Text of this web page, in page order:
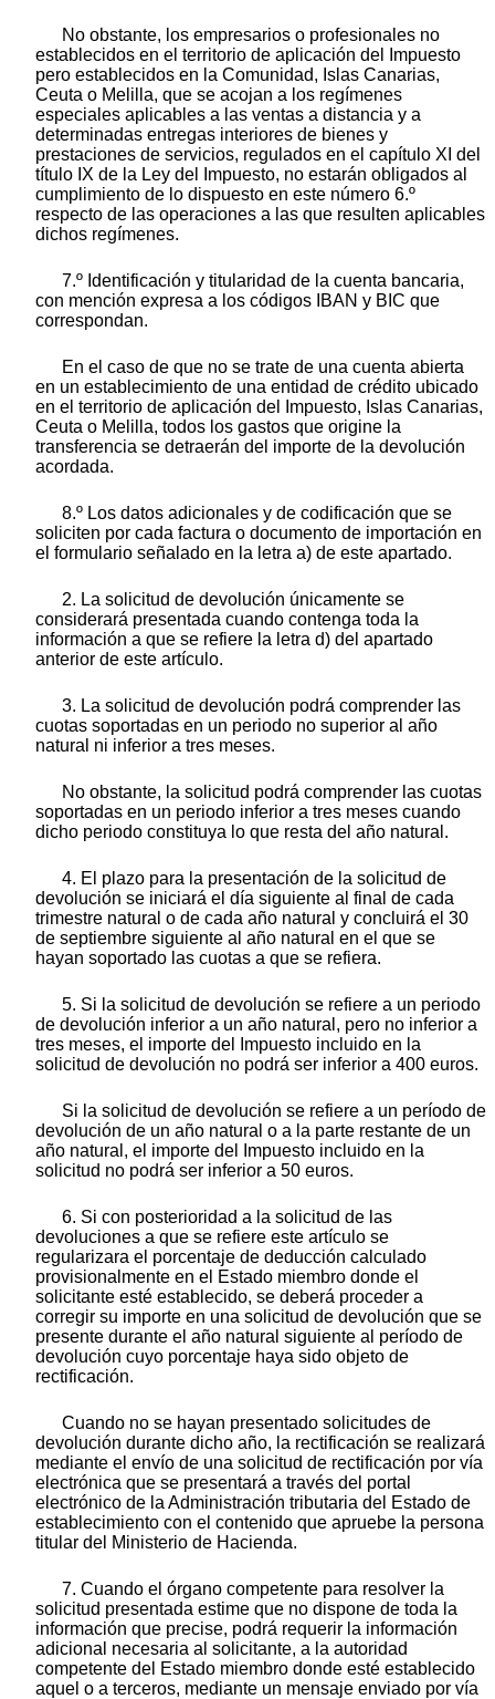
No obstante, los empresarios o profesionales no
establecidos en el territorio de aplicación del Impuesto
pero establecidos en la Comunidad, Islas Canarias,
Ceuta o Melilla, que se acojan a los regímenes
especiales aplicables a las ventas a distancia y a
determinadas entregas interiores de bienes y
prestaciones de servicios, regulados en el capítulo XI del
título IX de la Ley del Impuesto, no estarán obligados al
cumplimiento de lo dispuesto en este número 6.º
respecto de las operaciones a las que resulten aplicables
dichos regímenes.
7.º Identificación y titularidad de la cuenta bancaria,
con mención expresa a los códigos IBAN y BIC que
correspondan.
En el caso de que no se trate de una cuenta abierta
en un establecimiento de una entidad de crédito ubicado
en el territorio de aplicación del Impuesto, Islas Canarias,
Ceuta o Melilla, todos los gastos que origine la
transferencia se detraerán del importe de la devolución
acordada.
8.º Los datos adicionales y de codificación que se
soliciten por cada factura o documento de importación en
el formulario señalado en la letra a) de este apartado.
2. La solicitud de devolución únicamente se
considerará presentada cuando contenga toda la
información a que se refiere la letra d) del apartado
anterior de este artículo.
3. La solicitud de devolución podrá comprender las
cuotas soportadas en un periodo no superior al año
natural ni inferior a tres meses.
No obstante, la solicitud podrá comprender las cuotas
soportadas en un periodo inferior a tres meses cuando
dicho periodo constituya lo que resta del año natural.
4. El plazo para la presentación de la solicitud de
devolución se iniciará el día siguiente al final de cada
trimestre natural o de cada año natural y concluirá el 30
de septiembre siguiente al año natural en el que se
hayan soportado las cuotas a que se refiera.
5. Si la solicitud de devolución se refiere a un periodo
de devolución inferior a un año natural, pero no inferior a
tres meses, el importe del Impuesto incluido en la
solicitud de devolución no podrá ser inferior a 400 euros.
Si la solicitud de devolución se refiere a un período de
devolución de un año natural o a la parte restante de un
año natural, el importe del Impuesto incluido en la
solicitud no podrá ser inferior a 50 euros.
6. Si con posterioridad a la solicitud de las
devoluciones a que se refiere este artículo se
regularizara el porcentaje de deducción calculado
provisionalmente en el Estado miembro donde el
solicitante esté establecido, se deberá proceder a
corregir su importe en una solicitud de devolución que se
presente durante el año natural siguiente al período de
devolución cuyo porcentaje haya sido objeto de
rectificación.
Cuando no se hayan presentado solicitudes de
devolución durante dicho año, la rectificación se realizará
mediante el envío de una solicitud de rectificación por vía
electrónica que se presentará a través del portal
electrónico de la Administración tributaria del Estado de
establecimiento con el contenido que apruebe la persona
titular del Ministerio de Hacienda.
7. Cuando el órgano competente para resolver la
solicitud presentada estime que no dispone de toda la
información que precise, podrá requerir la información
adicional necesaria al solicitante, a la autoridad
competente del Estado miembro donde esté establecido
aquel o a terceros, mediante un mensaje enviado por vía